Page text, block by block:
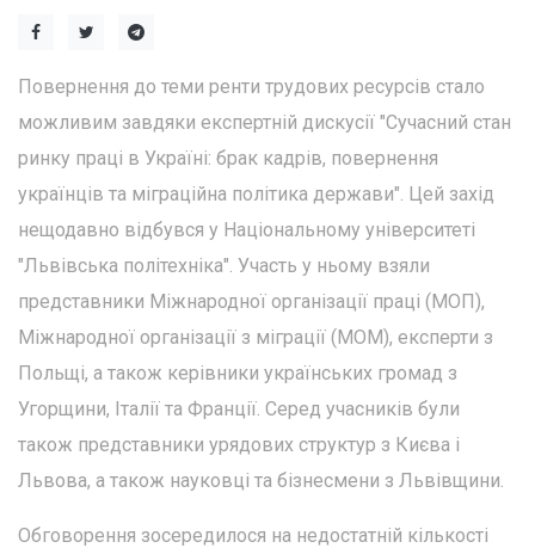
Повернення до теми ренти трудових ресурсів стало
можливим завдяки експертній дискусії "Сучасний стан
ринку праці в Україні: брак кадрів, повернення
українців та міграційна політика держави". Цей захід
нещодавно відбувся у Національному університеті
"Львівська політехніка". Участь у ньому взяли
представники Міжнародної організації праці (МОП),
Міжнародної організації з міграції (МОМ), експерти з
Польщі, а також керівники українських громад з
Угорщини, Італії та Франції. Серед учасників були
також представники урядових структур з Києва і
Львова, а також науковці та бізнесмени з Львівщини.
Обговорення зосередилося на недостатній кількості